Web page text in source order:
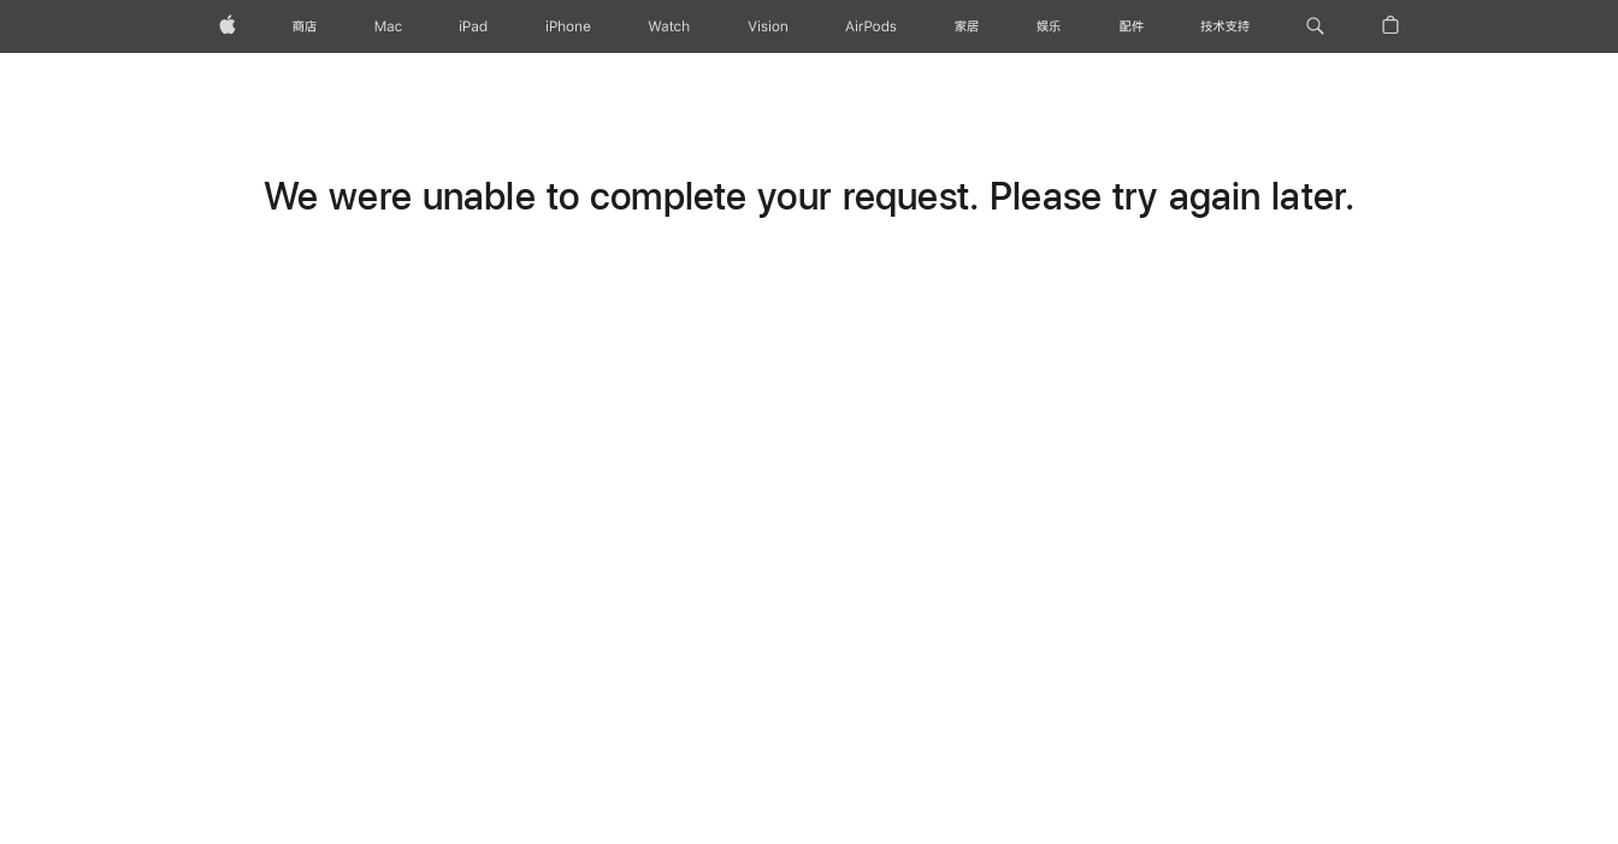
Apple 商店 Mac iPad iPhone Watch Vision AirPods 家居 娱乐 配件 技术支持
We were unable to complete your request. Please try again later.